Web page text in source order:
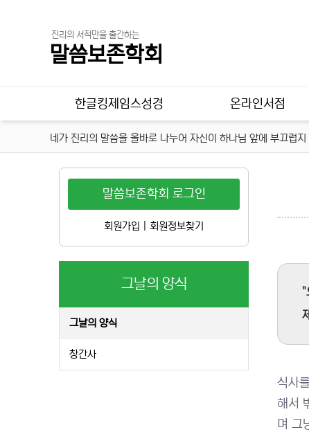
진리의 서적만을 출간하는
말씀보존학회
한글킹제임스성경 온라인서점
네가 진리의 말씀을 올바로 나누어 자신이 하나님 앞에 부끄럽
"
식사
해서
며 그
말씀보존학회 로그인
회원가입 회원정보찾기
그날의 양식
그날의 양식
창간사